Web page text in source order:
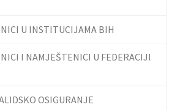
U INSTITUCIJAMA BIH
I NAMJEŠTENICI U FEDERACIJI
OSIGURANJE